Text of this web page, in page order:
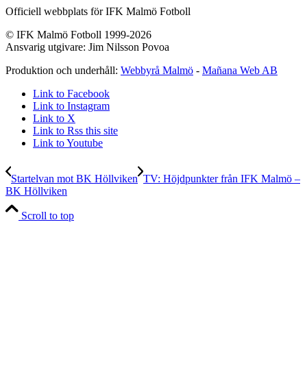
Officiell webbplats för IFK Malmö Fotboll
© IFK Malmö Fotboll 1999-2026
Ansvarig utgivare: Jim Nilsson Povoa
Produktion och underhåll: Webbyrå Malmö - Mañana Web AB
Link to Facebook
Link to Instagram
Link to X
Link to Rss this site
Link to Youtube
Startelvan mot BK Höllviken TV: Höjdpunkter från IFK Malmö –
BK Höllviken
Scroll to top